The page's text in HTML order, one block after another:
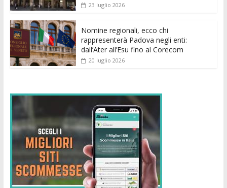
23 luglio 2026
Nomine regionali, ecco chi
rappresenterà Padova negli enti:
dall’Ater all’Esu fino al Corecom
20 luglio 2026